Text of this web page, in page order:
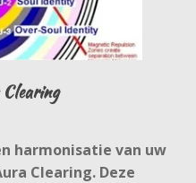
harmonisatie van uw
Clearing. Deze